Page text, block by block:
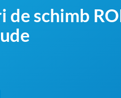
de schimb